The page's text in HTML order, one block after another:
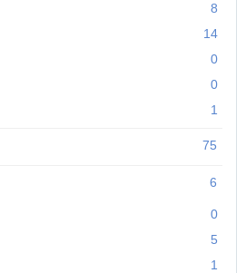
8
14
0
0
1
75
6
0
5
1